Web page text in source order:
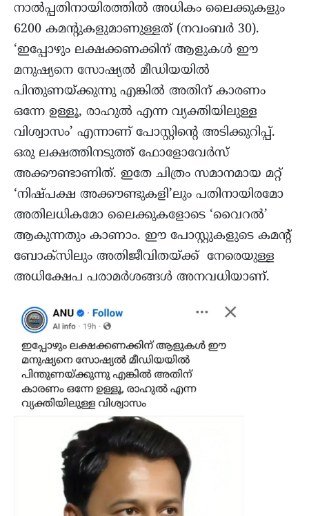
നാൽപ്പതിനായിരത്തിൽ അധികം ലൈക്കുകളും
6200 കമന്റുകളുമാണുള്ളത് (നവംബർ 30).
‘ഇപ്പോഴും ലക്ഷക്കണക്കിന് ആളുകൾ ഈ
മനുഷ്യനെ സോഷ്യൽ മീഡിയയിൽ
പിന്തുണയ്ക്കുന്നു എങ്കിൽ അതിന് കാരണം
ഒന്നേ ഉള്ളൂ, രാഹുൽ എന്ന വ്യക്തിയിലുള്ള
വിശ്വാസം’ എന്നാണ് പോസ്റ്റിന്റെ അടിക്കുറിപ്പ്.
ഒരു ലക്ഷത്തിനടുത്ത് ഫോളോവേർസ്
അക്കൗണ്ടാണിത്. ഇതേ ചിത്രം സമാനമായ മറ്റ്
‘നിഷ്പക്ഷ അക്കൗണ്ടുകളി’ലും പതിനായിരമോ
അതിലധികമോ ലൈക്കുകളോടെ ‘വൈറൽ’
ആകുന്നതും കാണാം. ഈ പോസ്റ്റുകളുടെ കമന്റ്
ബോക്സിലും അതിജീവിതയ്ക്ക് നേരെയുള്ള
അധിക്ഷേപ പരാമർശങ്ങൾ അനവധിയാണ്.